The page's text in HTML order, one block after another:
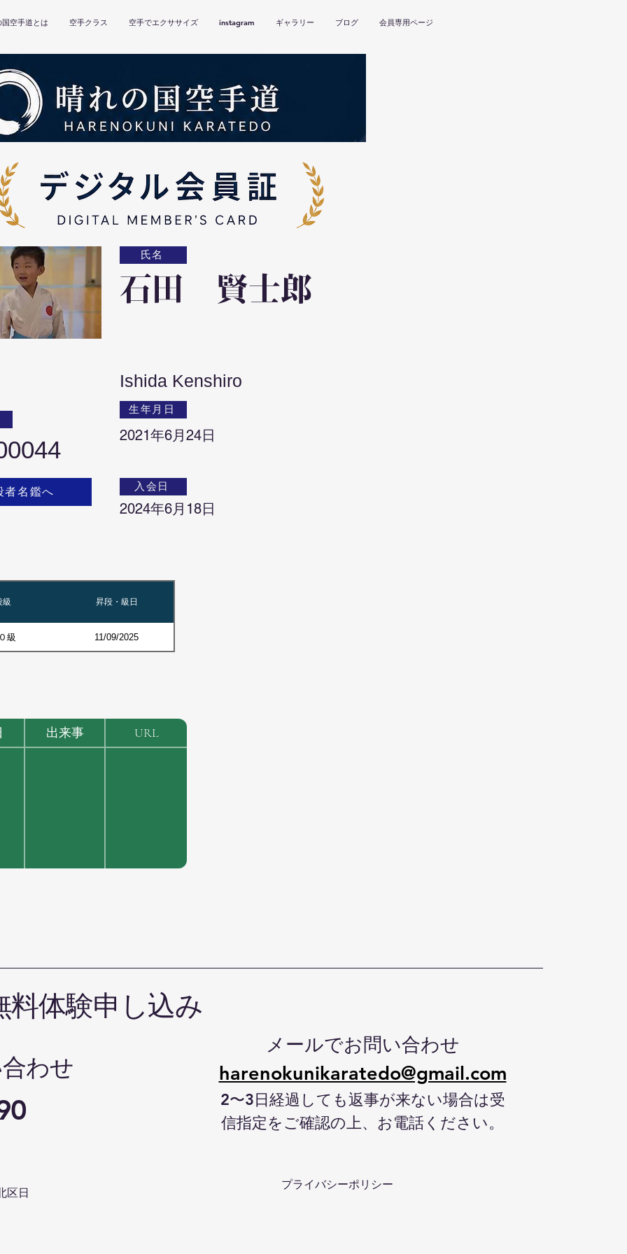
空手道とは 空手クラス 空手でエクササイズ instagram ギャラリー ブログ 会員専用ページ
氏名
石田 賢士郎
Ishida Kenshiro
者名鑑へ
生年月日
2021年6月24日
入会日
2024年6月18日
級 昇段・級日
級 11/09/2025
出来事 URL
体験申し込み
わせ
区日
メールでお問い合わせ
harenokunikaratedo@gmail.com
2〜3日経過しても返事が来ない場合は受
信指定をご確認の上、お電話ください。
プライバシーポリシー